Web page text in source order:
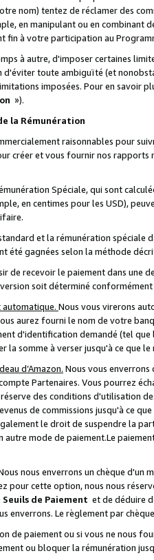
nom) tentez de réclamer des
en manipulant ou en combinant
fin à votre participation au
à autre, d'imposer certaines
d'éviter toute ambiguïté (et
imposées. Pour en savoir
»).
la Rémunération
raisonnables pour
créer et vous fournir nos
Spéciale, qui sont
en centimes pour les USD),
et la rémunération spéciale
été gagnées selon la méthode
de recevoir le paiement dans une
soit déterminé
automatique. Nous vous virerons
aurez fourni le nom de votre
d'identification demandé (tel que
la somme à verser jusqu'à ce que
d’Amazon. Nous vous
Partenaires. Vous pourrez
des conditions d'utilisation
de commissions jusqu'à ce
le droit de suspendre la
mode de paiement.Le
nous enverrons un chèque d'un
pour cette option, nous nous
Seuils de Paiement et de déduire
enverrons. Le règlement par
de paiement ou si vous ne nous
ou bloquer la rémunération